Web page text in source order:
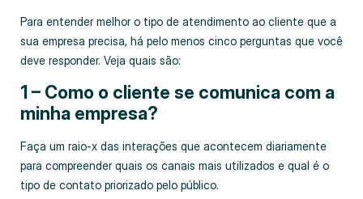
Para entender melhor o tipo de atendimento ao cliente que a
sua empresa precisa, há pelo menos cinco perguntas que você
deve responder. Veja quais são:
1 – Como o cliente se comunica com a
minha empresa?
Faça um raio-x das interações que acontecem diariamente
para compreender quais os canais mais utilizados e qual é o
tipo de contato priorizado pelo público.